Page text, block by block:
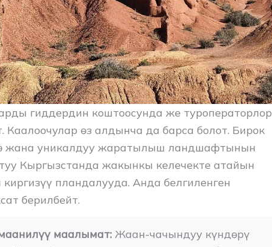
гиддердин коштоосунда же туроператорлор
Каалоочулар өз алдынча да барса болот. Бирок
жана уникалдуу жаратылыш ландшафтынын
Кыргызстанда жакынкы келечекте атайын
пландалууда. Анда белгиленген
берилбейт.
маалымат: Жаан-чачындуу күндөрү